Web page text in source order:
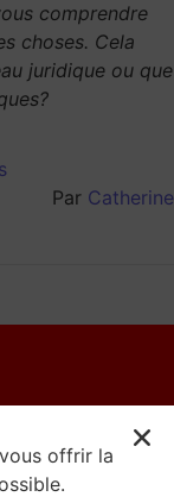
comprendre
choses. Cela
juridique ou que
Par Catherine
offrir la